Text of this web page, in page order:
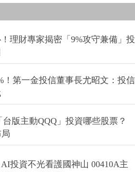
理財專家揭密「9%攻守兼備」投
！第一金投信董事長尤昭文：投信
版主動QQQ」投資哪些股票？
投資不光看護國神山 00410A主